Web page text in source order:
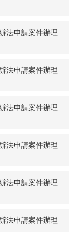
法申請案件辦理
法申請案件辦理
法申請案件辦理
法申請案件辦理
法申請案件辦理
法申請案件辦理